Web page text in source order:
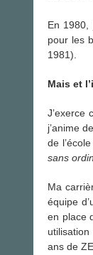
En 1980,
pour les
1981).
Mais et
J’exerce
j’anime
de
sans
Ma
équipe
en place
ans de